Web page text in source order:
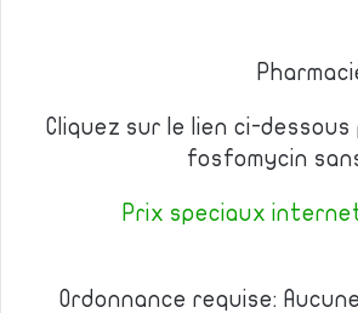
Cliquez sur le lien ci-
fosfomycin
Prix speciaux
Ordonnance requise: